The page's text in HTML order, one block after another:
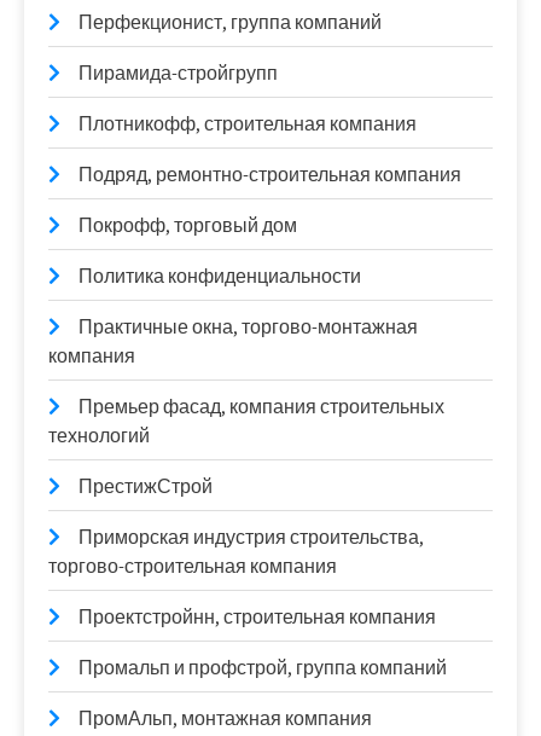
Перфекционист, группа компаний
Пирамида-стройгрупп
Плотникофф, строительная компания
Подряд, ремонтно-строительная компания
Покрофф, торговый дом
Политика конфиденциальности
Практичные окна, торгово-монтажная
компания
Премьер фасад, компания строительных
технологий
ПрестижСтрой
Приморская индустрия строительства,
торгово-строительная компания
Проектстройнн, строительная компания
Промальп и профстрой, группа компаний
ПромАльп, монтажная компания